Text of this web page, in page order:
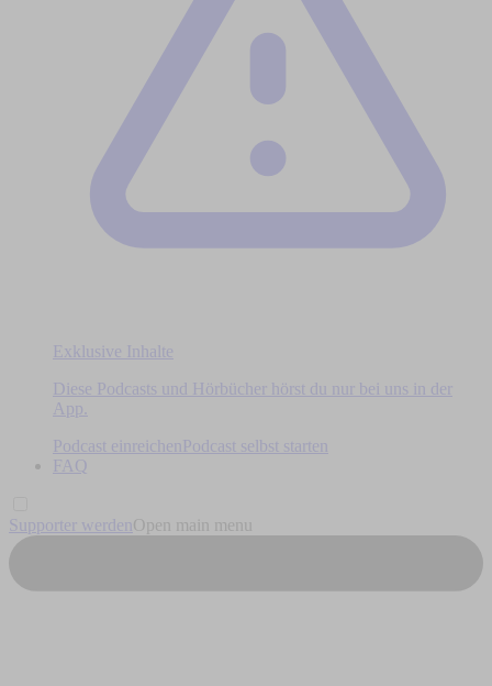
Exklusive Inhalte
Diese Podcasts und Hörbücher hörst du nur bei uns in der
App.
Podcast einreichen
Podcast selbst starten
FAQ
Supporter werden Open main menu